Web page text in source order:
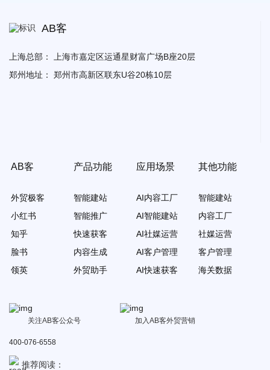
AB客
上海总部：
上海市嘉定区运通星财富广场B座20层
郑州地址：
郑州市高新区联东U谷20栋10层
AB客
外贸极客
小红书
知乎
脸书
领英
产品功能
智能建站
智能推广
快速获客
内容生成
外贸助手
应用场景
AI内容工厂
AI智能建站
AI社媒运营
AI客户管理
AI快速获客
其他功能
智能建站
内容工厂
社媒运营
客户管理
海关数据
关注AB客公众号 加入AB客外贸营销
400-076-6558
推荐阅读：